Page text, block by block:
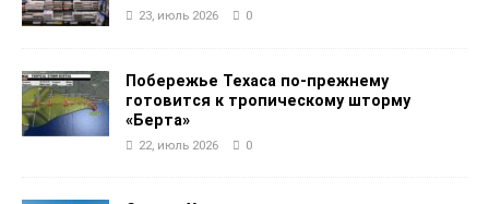
23, июль 2026 0
Побережье Техаса по-прежнему
готовится к тропическому шторму
«Берта»
22, июль 2026 0